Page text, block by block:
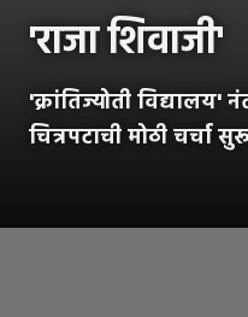
'राजा शिवाजी'
'क्रांतिज्योती विद्यालय'
चित्रपटाची मोठी चर्चा